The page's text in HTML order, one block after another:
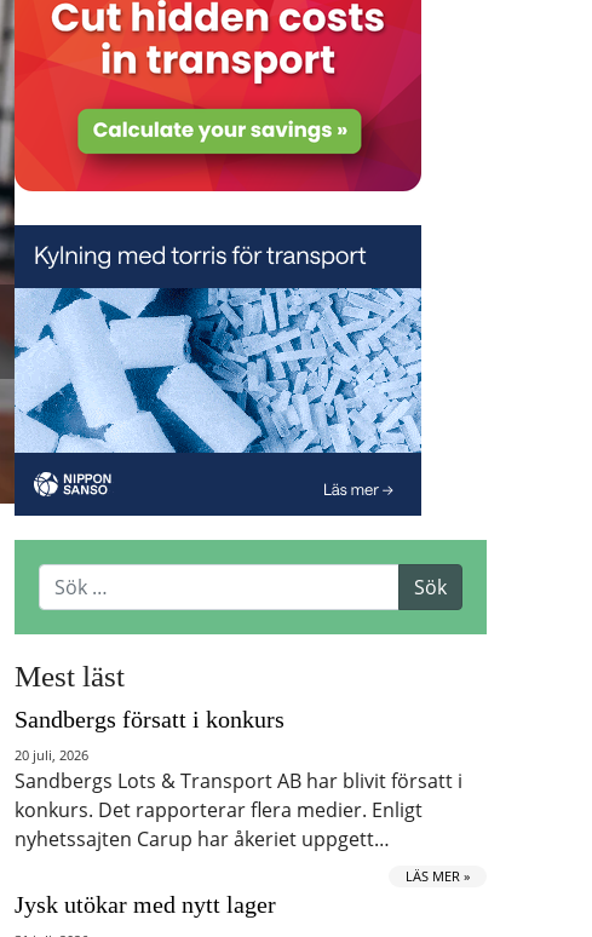
Mest läst
Sandbergs försatt i konkurs
20 juli, 2026
Sandbergs Lots & Transport AB har blivit försatt i
konkurs. Det rapporterar flera medier. Enligt
nyhetssajten Carup har åkeriet uppgett…
LÄS MER »
Jysk utökar med nytt lager